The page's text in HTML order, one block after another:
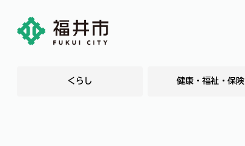
くらし 健康・福祉・保険